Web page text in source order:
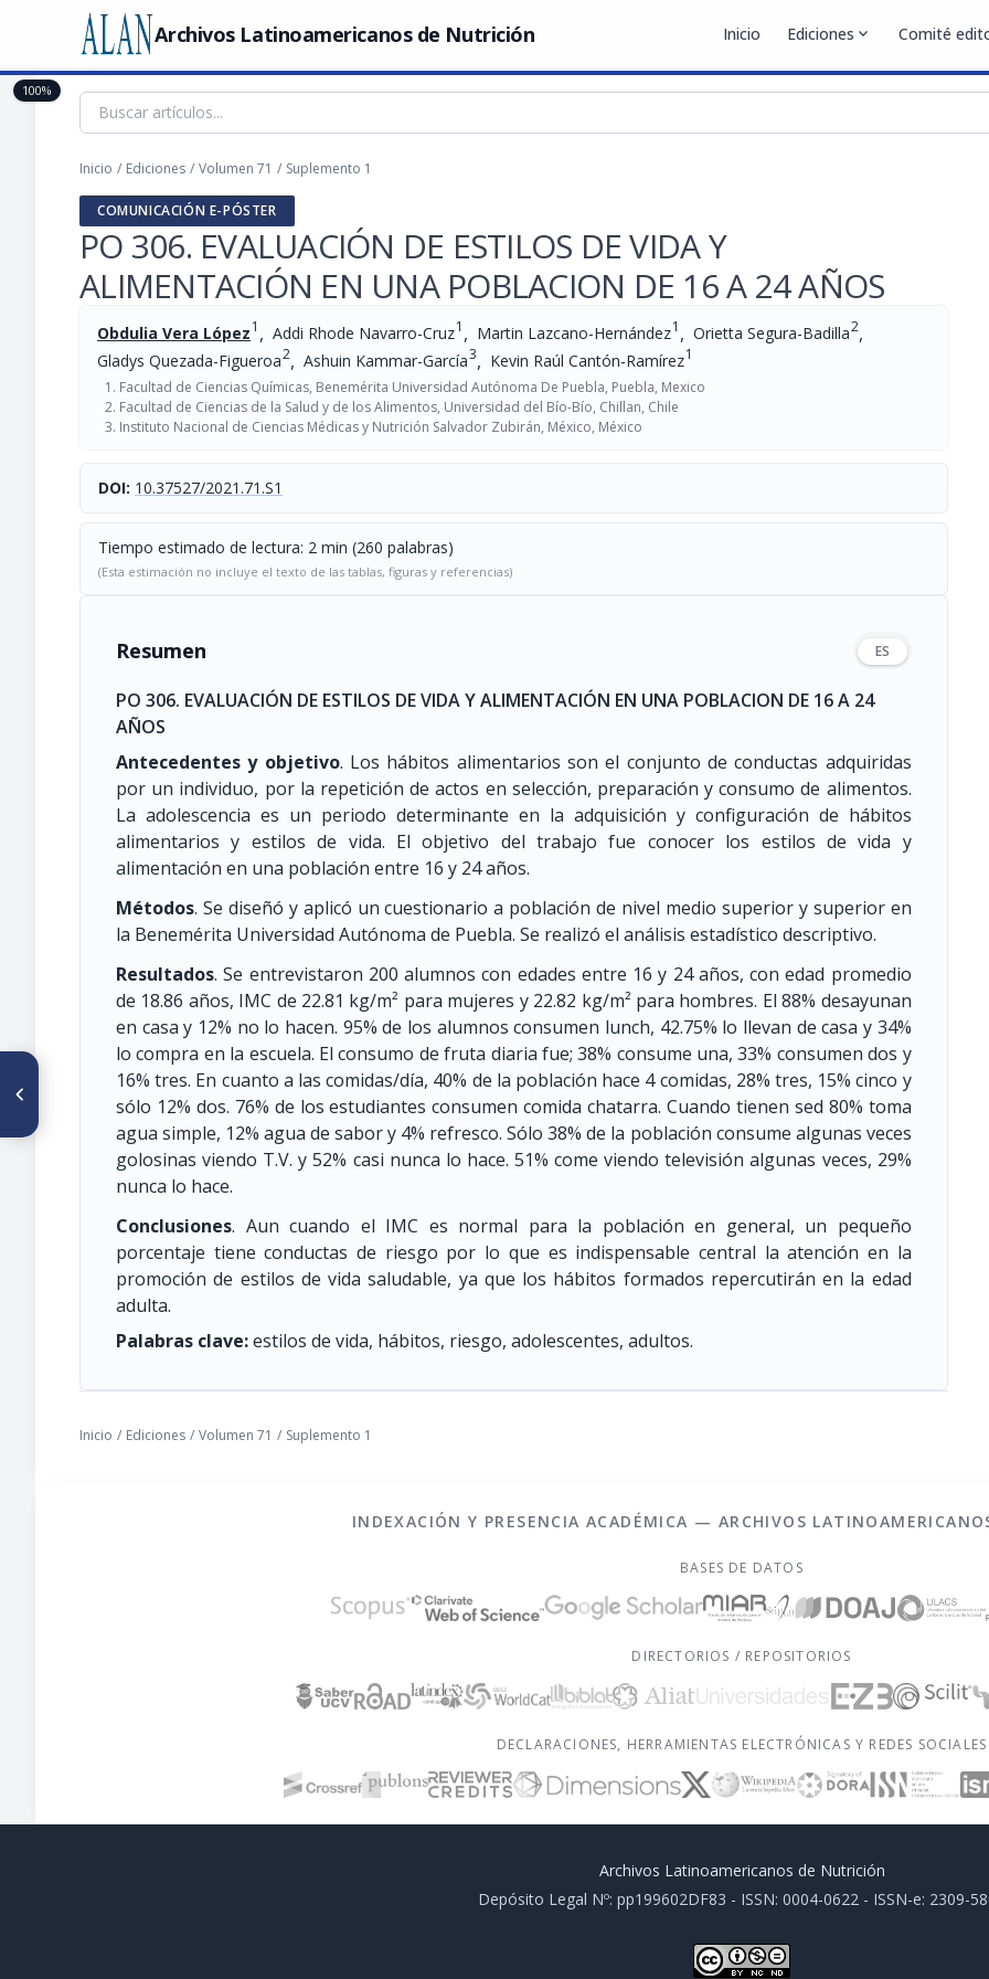
Archivos Latinoamericanos de Nutrición Inicio Ediciones expand_more Comité
Inicio / Ediciones / Volumen 71 / Suplemento 1
COMUNICACIÓN E-PÓSTER
PO 306. EVALUACIÓN DE ESTILOS DE VIDA Y
ALIMENTACIÓN EN UNA POBLACION DE 16 A 24 AÑOS
Obdulia Vera López1 , Addi Rhode Navarro-Cruz1 , Martin Lazcano-Hernández1 , Orietta Segura-Badilla2,
Gladys Quezada-Figueroa2, Ashuin Kammar-García3, Kevin Raúl Cantón-Ramírez1
Facultad de Ciencias Químicas, Benemérita Universidad Autónoma De Puebla, Puebla, Mexico
Facultad de Ciencias de la Salud y de los Alimentos, Universidad del Bío-Bío, Chillan, Chile
Instituto Nacional de Ciencias Médicas y Nutrición Salvador Zubirán, México, México
DOI: 10.37527/2021.71.S1
Tiempo estimado de lectura: 2 min (260 palabras)
(Esta estimación no incluye el texto de las tablas, figuras y referencias)
Resumen ES
PO 306. EVALUACIÓN DE ESTILOS DE VIDA Y ALIMENTACIÓN EN UNA POBLACION DE 16 A 24
AÑOS
Antecedentes y objetivo. Los hábitos alimentarios son el conjunto de conductas adquiridas
por un individuo, por la repetición de actos en selección, preparación y consumo de alimentos.
La adolescencia es un periodo determinante en la adquisición y configuración de hábitos
alimentarios y estilos de vida. El objetivo del trabajo fue conocer los estilos de vida y
alimentación en una población entre 16 y 24 años.
Métodos. Se diseñó y aplicó un cuestionario a población de nivel medio superior y superior en
la Benemérita Universidad Autónoma de Puebla. Se realizó el análisis estadístico descriptivo.
Resultados. Se entrevistaron 200 alumnos con edades entre 16 y 24 años, con edad promedio
de 18.86 años, IMC de 22.81 kg/m² para mujeres y 22.82 kg/m² para hombres. El 88% desayunan
en casa y 12% no lo hacen. 95% de los alumnos consumen lunch, 42.75% lo llevan de casa y 34%
lo compra en la escuela. El consumo de fruta diaria fue; 38% consume una, 33% consumen dos y
16% tres. En cuanto a las comidas/día, 40% de la población hace 4 comidas, 28% tres, 15% cinco y
sólo 12% dos. 76% de los estudiantes consumen comida chatarra. Cuando tienen sed 80% toma
agua simple, 12% agua de sabor y 4% refresco. Sólo 38% de la población consume algunas veces
golosinas viendo T.V. y 52% casi nunca lo hace. 51% come viendo televisión algunas veces, 29%
nunca lo hace.
Conclusiones. Aun cuando el IMC es normal para la población en general, un pequeño
porcentaje tiene conductas de riesgo por lo que es indispensable central la atención en la
promoción de estilos de vida saludable, ya que los hábitos formados repercutirán en la edad
adulta.
Palabras clave:estilos de vida, hábitos, riesgo, adolescentes, adultos.
Inicio / Ediciones / Volumen 71 / Suplemento 1
100%
ARTÍCULO ANTERIOR
CONSUMO ALIMENTARIO EN
COMUNIDADES INDÍGENAS DE
LA SIERRA ECUATORIANA
INDEXACIÓN Y PRESENCIA ACADÉMICA — ARCHIVOS
BASES DE DATOS
DIRECTORIOS / REPOSITORIOS
DECLARACIONES, HERRAMIENTAS ELECTRÓNICAS Y REDES SOCIALES
Archivos Latinoamericanos de Nutrición
Depósito Legal Nº: pp199602DF83 - ISSN: 0004-0622 - ISSN-e: 2309-